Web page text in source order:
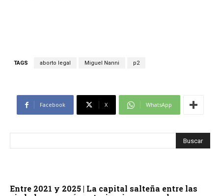
TAGS aborto legal Miguel Nanni p2
Facebook X WhatsApp
Entre 2021 y 2025 | La capital salteña entre las